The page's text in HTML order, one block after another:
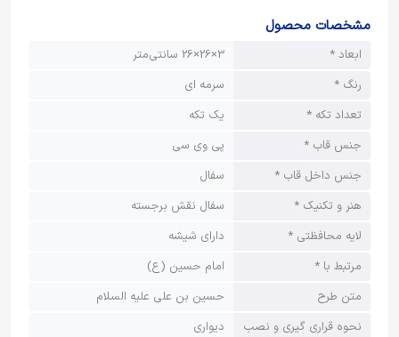
مشخصات محصول
ابعاد *
3×26×26 سانتی‌متر
رنگ *
سرمه ای
تعداد تکه *
یک تکه
جنس قاب *
پی وی سی
جنس داخل قاب *
سفال
هنر و تکنیک *
سفال نقش برجسته
لایه محافظتی *
دارای شیشه
مرتبط با *
امام حسین (ع)
متن طرح
حسین بن علی علیه السلام
نحوه قراری گیری و نصب
دیواری